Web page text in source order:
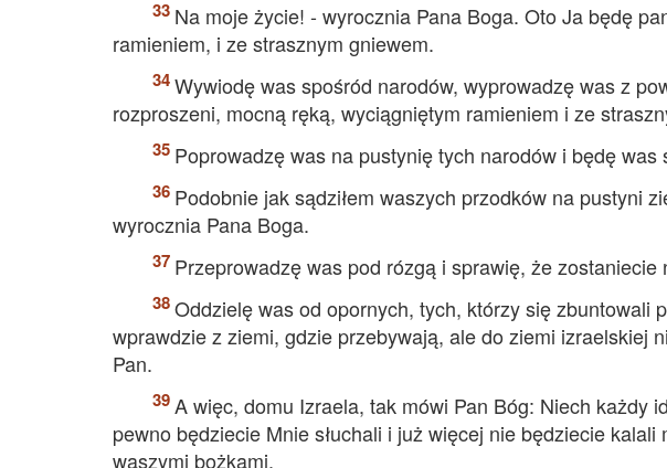
Na moje życie! - wyrocznia Pana Boga. Oto Ja będę
ramieniem, i ze strasznym gniewem.
Wywiodę was spośród narodów, wyprowadzę was z
rozproszeni, mocną ręką, wyciągniętym ramieniem i ze
Poprowadzę was na pustynię tych narodów i będę was
Podobnie jak sądziłem waszych przodków na pustyni
wyrocznia Pana Boga.
Przeprowadzę was pod rózgą i sprawię, że zostaniecie
Oddzielę was od opornych, tych, którzy się zbuntowali
wprawdzie z ziemi, gdzie przebywają, ale do ziemi izraelskiej
Pan.
A więc, domu Izraela, tak mówi Pan Bóg: Niech każdy
pewno będziecie Mnie słuchali i już więcej nie będziecie
waszymi bożkami.